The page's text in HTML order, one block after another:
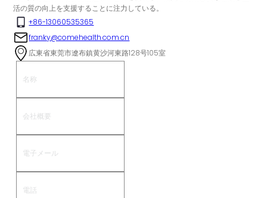
活の質の向上を支援することに注力している。
+86-13060535365
franky@comehealth.com.cn
広東省東莞市遼布鎮黄沙河東路128号105室